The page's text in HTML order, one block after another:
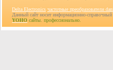
Delta Electronics частотные преобразователи
Данный сайт носит информационно-
YOHO сайты. профессионально.